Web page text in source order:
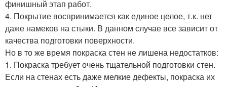
финишный этап работ.
4. Покрытие воспринимается как единое целое, т.к. нет
даже намеков на стыки. В данном случае все зависит от
качества подготовки поверхности.
Но в то же время покраска стен не лишена недостатков:
1. Покраска требует очень тщательной подготовки стен.
Если на стенах есть даже мелкие дефекты, покраска их